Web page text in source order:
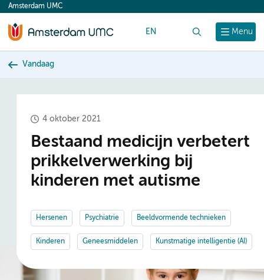
content
Menu
Amsterdam UMC
EN
Vandaag
4 oktober 2021
Bestaand medicijn verbetert
prikkelverwerking bij
kinderen met autisme
Hersenen Psychiatrie Beeldvormende technieken
Kinderen Geneesmiddelen Kunstmatige intelligentie (AI)